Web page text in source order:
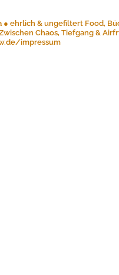
● ehrlich & ungefiltert Food,
Chaos, Tiefgang &
impressum